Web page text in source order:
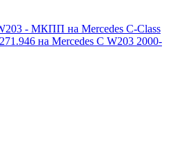
- МКПП на Mercedes C-Class
на Mercedes C W203 2000-